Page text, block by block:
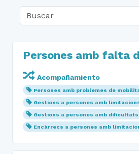
Persones amb falta
Acompañamiento
Persones amb problemes de
Gestions a persones amb
Gestions a persones amb dificultats
Encàrrecs a persones amb